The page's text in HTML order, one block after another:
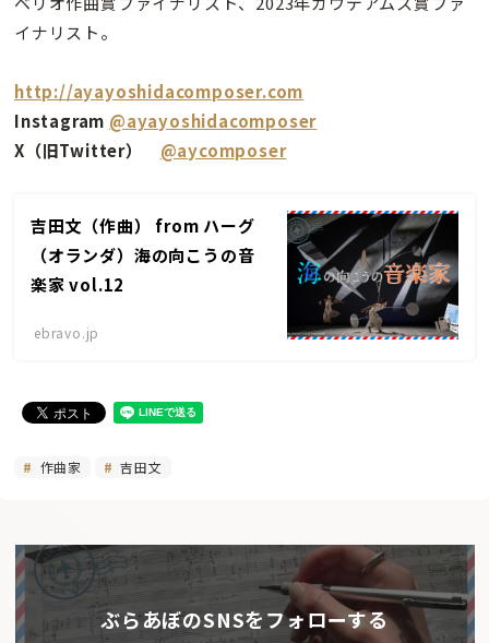
イナリスト。
http://ayayoshidacomposer.com
Instagram @ayayoshidacomposer
X（旧Twitter） @aycomposer
吉田文（作曲） from ハーグ
（オランダ）海の向こうの音
楽家 vol.12
ebravo.jp
作曲家 吉田文
ぶらあぼのSNSをフォローする